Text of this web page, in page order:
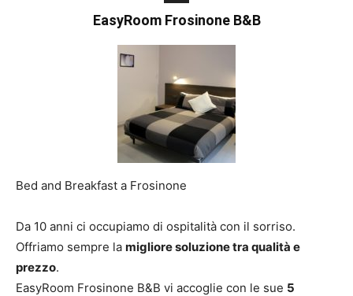
EasyRoom Frosinone B&B
Bed and Breakfast a Frosinone
Da 10 anni ci occupiamo di ospitalità con il sorriso.
Offriamo sempre la migliore soluzione tra qualità e
prezzo.
EasyRoom Frosinone B&B vi accoglie con le sue 5